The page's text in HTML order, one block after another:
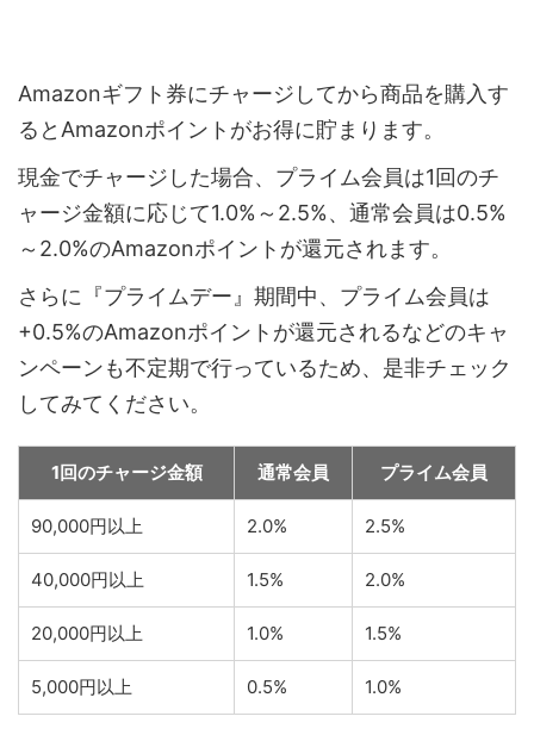
Amazonギフト券にチャージしてから商品を購入す
るとAmazonポイントがお得に貯まります。
現金でチャージした場合、プライム会員は1回のチ
ャージ金額に応じて1.0%～2.5%、通常会員は0.5%
～2.0%のAmazonポイントが還元されます。
さらに『プライムデー』期間中、プライム会員は
+0.5%のAmazonポイントが還元されるなどのキャ
ンペーンも不定期で行っているため、是非チェック
してみてください。
1回のチャージ金額 通常会員 プライム会員
90,000円以上 2.0% 2.5%
40,000円以上 1.5% 2.0%
20,000円以上 1.0% 1.5%
5,000円以上 0.5% 1.0%